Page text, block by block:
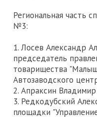
Региональная часть
№3:
1. Лосев Александр
председатель
товарищества
Автозаводского
2. Апраксин
3. Редкодубский
площадки